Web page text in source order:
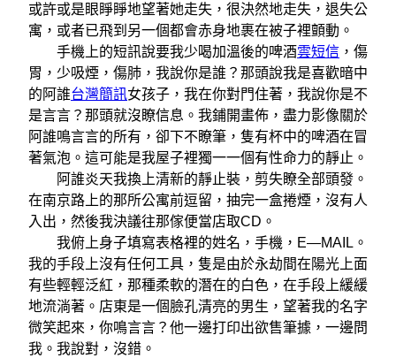
或許或是眼睜睜地望著她走失，很決然地走失，退失公
寓，或者已飛到另一個都會赤身地裹在被子裡顫動。
手機上的短訊說要我少喝加溫後的啤酒雲短信 ，傷
胃，少吸煙，傷肺，我說你是誰？那頭說我是喜歡暗中
的阿誰台灣簡訊女孩子，我在你對門住著，我說你是不
是言言？那頭就沒瞭信息。我鋪開畫佈，盡力影像關於
阿誰鳴言言的所有，卻下不瞭筆，隻有杯中的啤酒在冒
著氣泡。這可能是我屋子裡獨一一個有性命力的靜止。
阿誰炎天我換上清新的靜止裝，剪失瞭全部頭發。
在南京路上的那所公寓前逗留，抽完一盒捲煙，沒有人
入出，然後我決議往那傢便當店取CD。
我俯上身子填寫表格裡的姓名，手機，E—MAIL。
我的手段上沒有任何工具，隻是由於永劫間在陽光上面
有些輕輕泛紅，那種柔軟的潛在的白色，在手段上緩緩
地流淌著。店東是一個臉孔清亮的男生，望著我的名字
微笑起來，你鳴言言？他一邊打印出欲售筆據，一邊問
我。我說對，沒錯。